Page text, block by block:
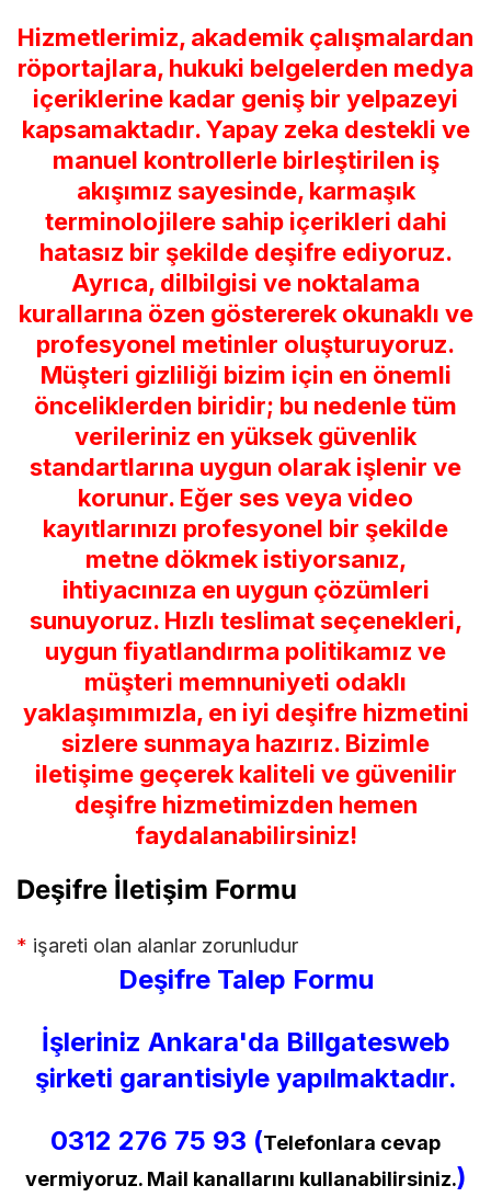
Hizmetlerimiz, akademik çalışmalardan
röportajlara, hukuki belgelerden medya
içeriklerine kadar geniş bir yelpazeyi
kapsamaktadır. Yapay zeka destekli ve
manuel kontrollerle birleştirilen iş
akışımız sayesinde, karmaşık
terminolojilere sahip içerikleri dahi
hatasız bir şekilde deşifre ediyoruz.
Ayrıca, dilbilgisi ve noktalama
kurallarına özen göstererek okunaklı ve
profesyonel metinler oluşturuyoruz.
Müşteri gizliliği bizim için en önemli
önceliklerden biridir; bu nedenle tüm
verileriniz en yüksek güvenlik
standartlarına uygun olarak işlenir ve
korunur. Eğer ses veya video
kayıtlarınızı profesyonel bir şekilde
metne dökmek istiyorsanız,
ihtiyacınıza en uygun çözümleri
sunuyoruz. Hızlı teslimat seçenekleri,
uygun fiyatlandırma politikamız ve
müşteri memnuniyeti odaklı
yaklaşımımızla, en iyi deşifre hizmetini
sizlere sunmaya hazırız. Bizimle
iletişime geçerek kaliteli ve güvenilir
deşifre hizmetimizden hemen
faydalanabilirsiniz!
Deşifre İletişim Formu
* işareti olan alanlar zorunludur
Deşifre Talep Formu
İşleriniz Ankara'da Billgatesweb
şirketi garantisiyle yapılmaktadır.
0312 276 75 93 (Telefonlara cevap
vermiyoruz. Mail kanallarını kullanabilirsiniz.)